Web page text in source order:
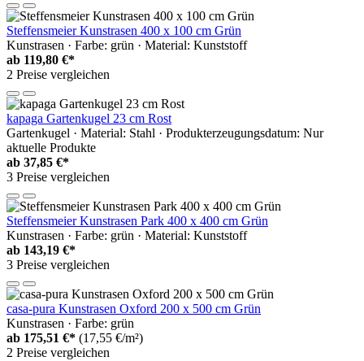
Steffensmeier Kunstrasen 400 x 100 cm Grün
Kunstrasen · Farbe: grün · Material: Kunststoff
ab 119,80 €*
2 Preise vergleichen
kapaga Gartenkugel 23 cm Rost
Gartenkugel · Material: Stahl · Produkterzeugungsdatum: Nur
aktuelle Produkte
ab 37,85 €*
3 Preise vergleichen
Steffensmeier Kunstrasen Park 400 x 400 cm Grün
Kunstrasen · Farbe: grün · Material: Kunststoff
ab 143,19 €*
3 Preise vergleichen
casa-pura Kunstrasen Oxford 200 x 500 cm Grün
Kunstrasen · Farbe: grün
ab 175,51 €* (17,55 €/m²)
2 Preise vergleichen